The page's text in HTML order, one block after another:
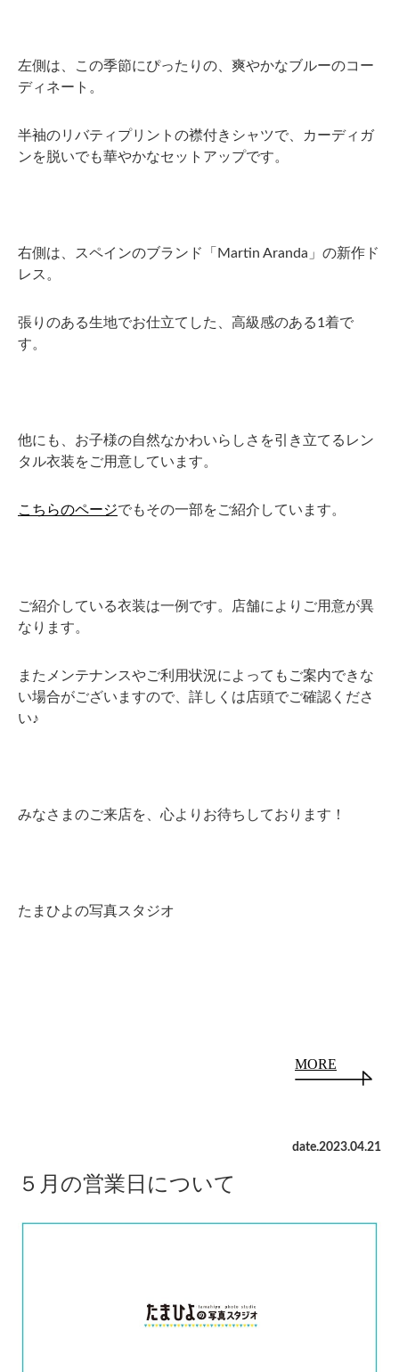
左側は、この季節にぴったりの、爽やかなブルーのコー
ディネート。
半袖のリバティプリントの襟付きシャツで、カーディガ
ンを脱いでも華やかなセットアップです。
右側は、スペインのブランド「Martin Aranda」の新作ド
レス。
張りのある生地でお仕立てした、高級感のある1着で
す。
他にも、お子様の自然なかわいらしさを引き立てるレン
タル衣装をご用意しています。
こちらのページでもその一部をご紹介しています。
ご紹介している衣装は一例です。店舗によりご用意が異
なります。
またメンテナンスやご利用状況によってもご案内できな
い場合がございますので、詳しくは店頭でご確認くださ
い♪
みなさまのご来店を、心よりお待ちしております！
たまひよの写真スタジオ
MORE
date.2023.04.21
５月の営業日について